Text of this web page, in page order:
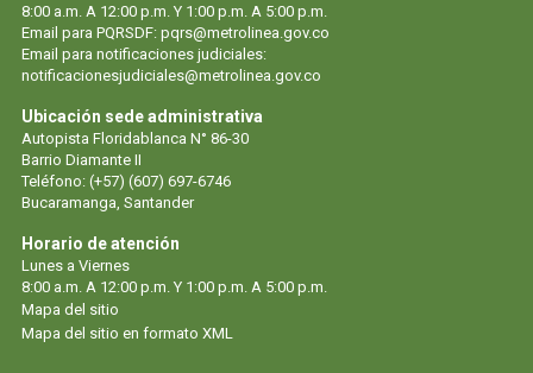
8:00 a.m. A 12:00 p.m. Y 1:00 p.m. A 5:00 p.m.
Email para PQRSDF: pqrs@metrolinea.gov.co
Email para notificaciones judiciales:
notificacionesjudiciales@metrolinea.gov.co
Ubicación sede administrativa
Autopista Floridablanca N° 86-30
Barrio Diamante II
Teléfono: (+57) (607) 697-6746
Bucaramanga, Santander
Horario de atención
Lunes a Viernes
8:00 a.m. A 12:00 p.m. Y 1:00 p.m. A 5:00 p.m.
Mapa del sitio
Mapa del sitio en formato XML